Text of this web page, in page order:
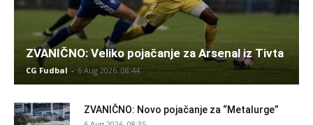
ZVANIČNO: Veliko pojačanje za Arsenal iz Tivta
CG Fudbal - 6 Aug 2026. 08:44
ZVANIČNO: Novo pojačanje za “Metalurge”